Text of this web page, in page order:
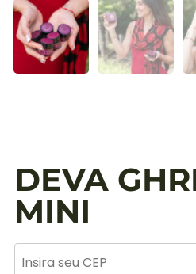
DEVA
MINI